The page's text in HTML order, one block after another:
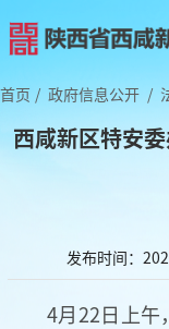
首页 / 政府信息公开 /
西咸新区特安
发布时间：
4月22日上午